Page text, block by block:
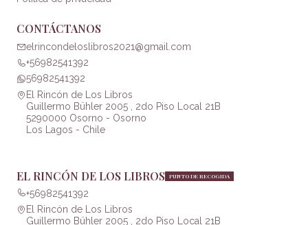
CONTÁCTANOS
elrincondeloslibros2021@gmail.com
+56982541392
56982541392
El Rincón de Los Libros
Guillermo Bühler 2005 , 2do Piso Local 21B
5290000 Osorno - Osorno
Los Lagos - Chile
EL RINCÓN DE LOS LIBROS PUNTO DE RECOGIDA
+56982541392
El Rincón de Los Libros
Guillermo Bühler 2005 , 2do Piso Local 21B